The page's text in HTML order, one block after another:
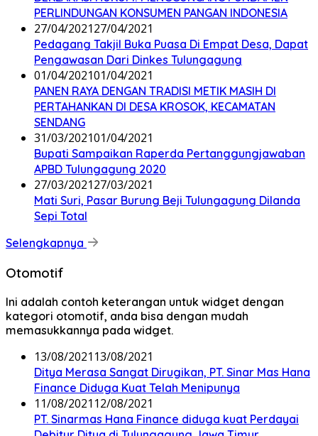
PERLINDUNGAN KONSUMEN PANGAN INDONESIA
27/04/202127/04/2021
Pedagang Takjil Buka Puasa Di Empat Desa, Dapat
Pengawasan Dari Dinkes Tulungagung
01/04/202101/04/2021
PANEN RAYA DENGAN TRADISI METIK MASIH DI
PERTAHANKAN DI DESA KROSOK, KECAMATAN
SENDANG
31/03/202101/04/2021
Bupati Sampaikan Raperda Pertanggungjawaban
APBD Tulungagung 2020
27/03/202127/03/2021
Mati Suri, Pasar Burung Beji Tulungagung Dilanda
Sepi Total
Selengkapnya
Otomotif
Ini adalah contoh keterangan untuk widget dengan
kategori otomotif, anda bisa dengan mudah
memasukkannya pada widget.
13/08/2021 13/08/2021
Ditya Merasa Sangat Dirugikan, PT. Sinar Mas Hana
Finance Diduga Kuat Telah Menipunya
11/08/2021 12/08/2021
PT. Sinarmas Hana Finance diduga kuat Perdayai